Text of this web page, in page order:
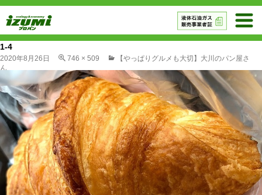
1-4
2020年8月26日 746 × 509
【やっぱりグルメも大切】大川のパン屋さ
ん